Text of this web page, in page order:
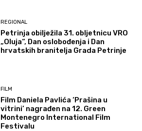
REGIONAL
Petrinja obilježila 31. obljetnicu VRO
„Oluja“, Dan oslobođenja i Dan
hrvatskih branitelja Grada Petrinje
FILM
Film Daniela Pavlića ‘Prašina u
vitrini’ nagrađen na 12. Green
Montenegro International Film
Festivalu